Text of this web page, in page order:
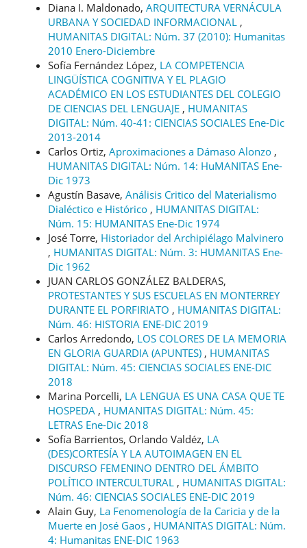
Diana I. Maldonado, ARQUITECTURA VERNÁCULA
URBANA Y SOCIEDAD INFORMACIONAL ,
HUMANITAS DIGITAL: Núm. 37 (2010): Humanitas
2010 Enero-Diciembre
Sofía Fernández López, LA COMPETENCIA
LINGÜÍSTICA COGNITIVA Y EL PLAGIO
ACADÉMICO EN LOS ESTUDIANTES DEL COLEGIO
DE CIENCIAS DEL LENGUAJE , HUMANITAS
DIGITAL: Núm. 40-41: CIENCIAS SOCIALES Ene-Dic
2013-2014
Carlos Ortiz, Aproximaciones a Dámaso Alonzo ,
HUMANITAS DIGITAL: Núm. 14: HuMANITAS Ene-
Dic 1973
Agustín Basave, Análisis Critico del Materialismo
Dialéctico e Histórico , HUMANITAS DIGITAL:
Núm. 15: HUMANITAS Ene-Dic 1974
José Torre, Historiador del Archipiélago Malvinero
, HUMANITAS DIGITAL: Núm. 3: HUMANITAS Ene-
Dic 1962
JUAN CARLOS GONZÁLEZ BALDERAS,
PROTESTANTES Y SUS ESCUELAS EN MONTERREY
DURANTE EL PORFIRIATO , HUMANITAS DIGITAL:
Núm. 46: HISTORIA ENE-DIC 2019
Carlos Arredondo, LOS COLORES DE LA MEMORIA
EN GLORIA GUARDIA (APUNTES) , HUMANITAS
DIGITAL: Núm. 45: CIENCIAS SOCIALES ENE-DIC
2018
Marina Porcelli, LA LENGUA ES UNA CASA QUE TE
HOSPEDA , HUMANITAS DIGITAL: Núm. 45:
LETRAS Ene-Dic 2018
Sofía Barrientos, Orlando Valdéz, LA
(DES)CORTESÍA Y LA AUTOIMAGEN EN EL
DISCURSO FEMENINO DENTRO DEL ÁMBITO
POLÍTICO INTERCULTURAL , HUMANITAS DIGITAL:
Núm. 46: CIENCIAS SOCIALES ENE-DIC 2019
Alain Guy, La Fenomenología de la Caricia y de la
Muerte en José Gaos , HUMANITAS DIGITAL: Núm.
4: Humanitas ENE-DIC 1963